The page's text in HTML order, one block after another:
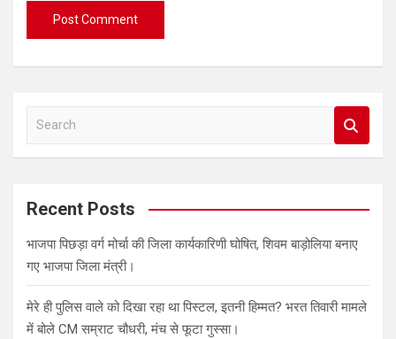
a
c
Recent Posts
भाजपा पिछड़ा वर्ग मोर्चा की जिला कार्यकारिणी घोषित, शिवम बाड़ोलिया बनाए
गए भाजपा जिला मंत्री।
मेरे ही पुलिस वाले को दिखा रहा था पिस्टल, इतनी हिम्मत? भरत तिवारी मामले
में बोले CM सम्राट चौधरी, मंच से फूटा गुस्सा।